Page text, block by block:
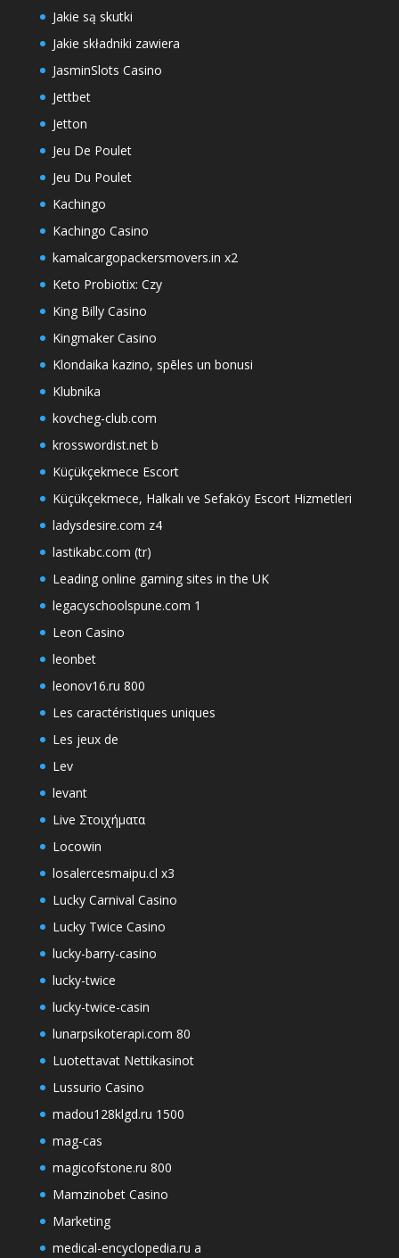
Jakie są skutki
Jakie składniki zawiera
JasminSlots Casino
Jettbet
Jetton
Jeu De Poulet
Jeu Du Poulet
Kachingo
Kachingo Casino
kamalcargopackersmovers.in x2
Keto Probiotix: Czy
King Billy Casino
Kingmaker Casino
Klondaika kazino, spēles un bonusi
Klubnika
kovcheg-club.com
krosswordist.net b
Küçükçekmece Escort
Küçükçekmece, Halkalı ve Sefaköy Escort Hizmetleri
ladysdesire.com z4
lastikabc.com (tr)
Leading online gaming sites in the UK
legacyschoolspune.com 1
Leon Casino
leonbet
leonov16.ru 800
Les caractéristiques uniques
Les jeux de
Lev
levant
Live Στοιχήματα
Locowin
losalercesmaipu.cl x3
Lucky Carnival Casino
Lucky Twice Casino
lucky-barry-casino
lucky-twice
lucky-twice-casin
lunarpsikoterapi.com 80
Luotettavat Nettikasinot
Lussurio Casino
madou128klgd.ru 1500
mag-cas
magicofstone.ru 800
Mamzinobet Casino
Marketing
medical-encyclopedia.ru a